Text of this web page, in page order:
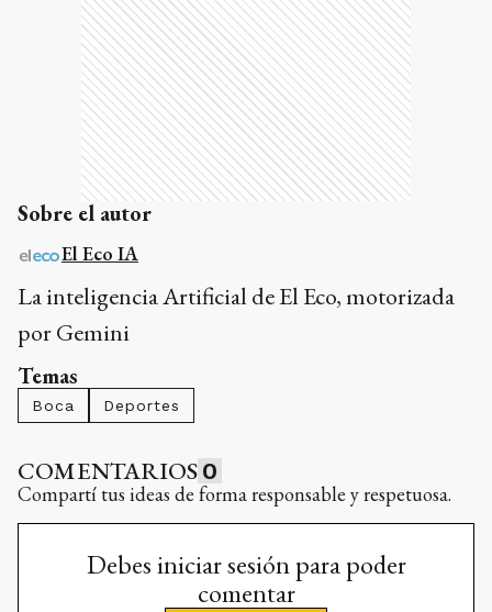
Sobre el autor
El Eco IA
La inteligencia Artificial de El Eco, motorizada
por Gemini
Temas
Boca Deportes
COMENTARIOS 0
Compartí tus ideas de forma responsable y respetuosa.
Debes iniciar sesión para poder
comentar